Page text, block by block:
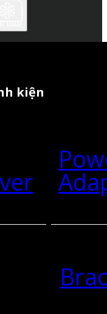
kiện